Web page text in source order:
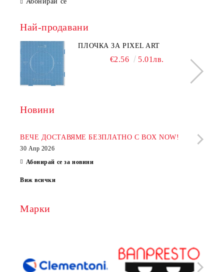
Най-продавани
ПЛОЧКА ЗА PIXEL ART
€2.56 5.01лв.
Новини
ВЕЧЕ ДОСТАВЯМЕ БЕЗПЛАТНО С BOX NOW!
30 Апр 2026
Абонирай се за новини
Виж всички
Марки